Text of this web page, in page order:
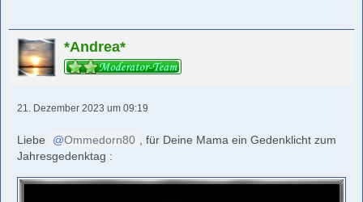
*Andrea*
21. Dezember 2023 um 09:19
Liebe Ommedorn80
, für Deine Mama ein Gedenklicht zum
Jahresgedenktag :